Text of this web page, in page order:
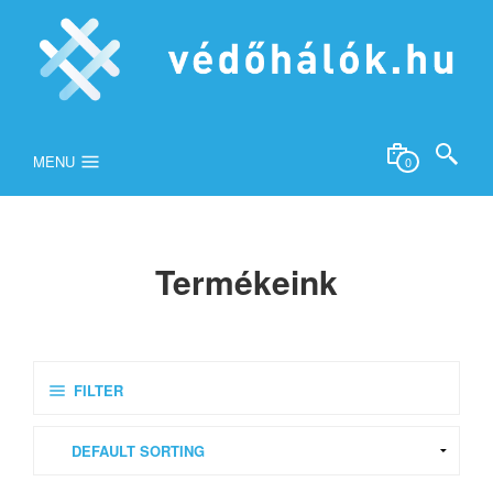
MENU 0
Termékeink
FILTER